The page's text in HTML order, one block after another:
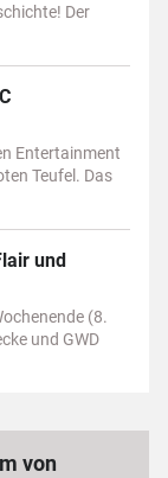
Der
Entertainment
Teufel. Das
und
(8.
und GWD
von